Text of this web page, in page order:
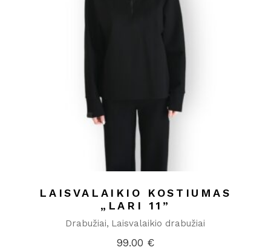
LAISVALAIKIO KOSTIUMAS
„LARI 11”
Drabužiai Laisvalaikio drabužiai
99.00 €